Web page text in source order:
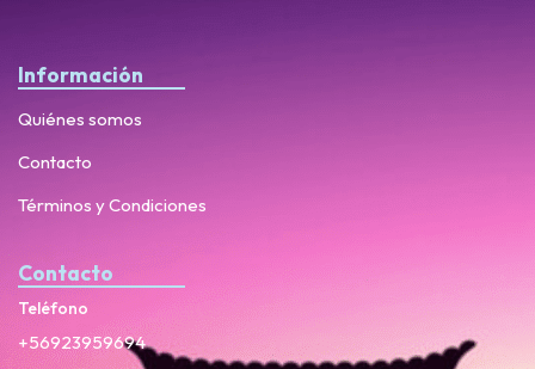
Información
Quiénes somos
Contacto
Términos y Condiciones
Contacto
Teléfono
+56923959694